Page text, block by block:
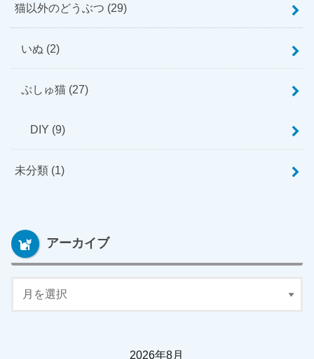
猫以外のどうぶつ (29)
いぬ (2)
ぷしゅ猫 (27)
DIY (9)
未分類 (1)
アーカイブ
2026年8月